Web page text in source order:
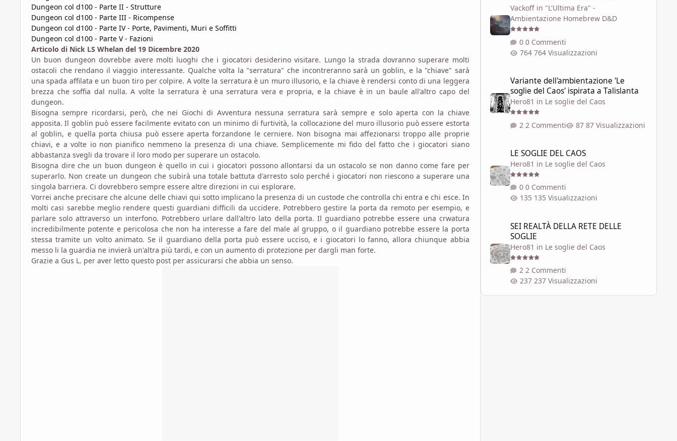
Dungeon col d100 - Parte II - Strutture
Dungeon col d100 - Parte III - Ricompense
Dungeon col d100 - Parte IV - Porte, Pavimenti, Muri e Soffitti
Dungeon col d100 - Parte V - Fazioni
Articolo di Nick LS Whelan del 19 Dicembre 2020
Un buon dungeon dovrebbe avere molti luoghi che i giocatori desiderino visitare. Lungo la strada dovranno superare molti
ostacoli che rendano il viaggio interessante. Qualche volta la "serratura" che incontreranno sarà un goblin, e la "chiave" sarà
una spada affilata e un buon tiro per colpire. A volte la serratura è un muro illusorio, e la chiave è rendersi conto di una leggera
brezza che soffia dal nulla. A volte la serratura è una serratura vera e propria, e la chiave è in un baule all'altro capo del
dungeon.
Bisogna sempre ricordarsi, però, che nei Giochi di Avventura nessuna serratura sarà sempre e solo aperta con la chiave
apposita. Il goblin può essere facilmente evitato con un minimo di furtività, la collocazione del muro illusorio può essere estorta
al goblin, e quella porta chiusa può essere aperta forzandone le cerniere. Non bisogna mai affezionarsi troppo alle proprie
chiavi, e a volte io non pianifico nemmeno la presenza di una chiave. Semplicemente mi fido del fatto che i giocatori siano
abbastanza svegli da trovare il loro modo per superare un ostacolo.
Bisogna dire che un buon dungeon è quello in cui i giocatori possono allontarsi da un ostacolo se non danno come fare per
superarlo. Non create un dungeon che subirà una totale battuta d'arresto solo perché i giocatori non riescono a superare una
singola barriera. Ci dovrebbero sempre essere altre direzioni in cui esplorare.
Vorrei anche precisare che alcune delle chiavi qui sotto implicano la presenza di un custode che controlla chi entra e chi esce. In
molti casi sarebbe meglio rendere questi guardiani difficili da uccidere. Potrebbero gestire la porta da remoto per esempio, e
parlare solo attraverso un interfono. Potrebbero urlare dall'altro lato della porta. Il guardiano potrebbe essere una crwatura
incredibilmente potente e pericolosa che non ha interesse a fare del male al gruppo, o il guardiano potrebbe essere la porta
stessa tramite un volto animato. Se il guardiano della porta può essere ucciso, e i giocatori lo fanno, allora chiunque abbia
messo li la guardia ne invierà un'altra più tardi, e con un aumento di protezione per dargli man forte.
Grazie a Gus L. per aver letto questo post per assicurarsi che abbia un senso.
Vackoffin "L'Ultima Era" -
Ambientazione Homebrew D&D
0 Commenti
764 Visualizzazioni
Variante dell'ambientazione 'Le
soglie del Caos' ispirata a Talislanta
Hero81 in Le soglie del Caos
2 Commenti 87 Visualizzazioni
LE SOGLIE DEL CAOS
Hero81 in Le soglie del Caos
0 Commenti
135 Visualizzazioni
SEI REALTÀ DELLA RETE DELLE
SOGLIE
Hero81 in Le soglie del Caos
2 Commenti
237 Visualizzazioni